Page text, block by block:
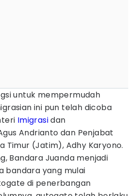
untuk mempermudah
ini pun telah dicoba
Imigrasidan
Andrianto dan Penjabat
Timur (Jatim), Adhy Karyono.
Bandara Juanda menjadi
bandara yang mulai
di penerbangan